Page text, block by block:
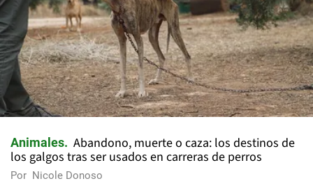
Animales
Abandono, muerte o caza: los destinos de
los galgos tras ser usados en carreras de perros
Por Nicole Donoso